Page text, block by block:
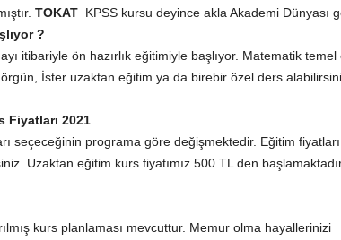
TOKAT KPSS kursu deyince akla Akademi Dünyası
?
itibariyle ön hazırlık eğitimiyle başlıyor. Matematik temel
İster uzaktan eğitim ya da birebir özel ders
Fiyatları 2021
seçeceğinin programa göre değişmektedir. Eğitim
Uzaktan eğitim kurs fiyatımız 500 TL den
kurs planlaması mevcuttur. Memur olma hayallerinizi